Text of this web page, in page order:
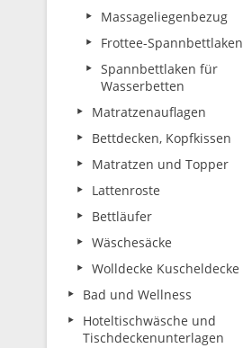
Massageliegenbezug
Frottee-Spannbettlaken
Spannbettlaken für
Wasserbetten
Matratzenauflagen
Bettdecken, Kopfkissen
Matratzen und Topper
Lattenroste
Bettläufer
Wäschesäcke
Wolldecke Kuscheldecke
Bad und Wellness
Hoteltischwäsche und
Tischdeckenunterlagen